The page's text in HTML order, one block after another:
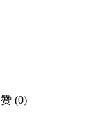
赞 (0)